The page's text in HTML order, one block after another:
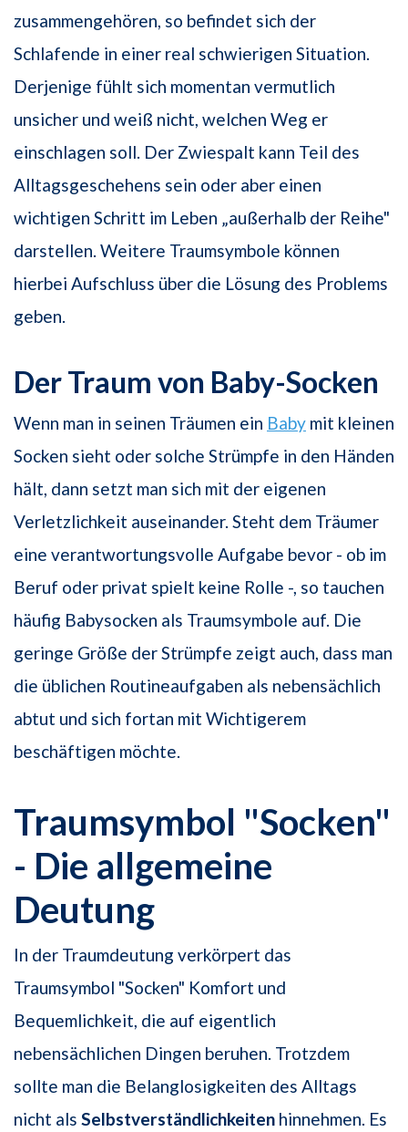
zusammengehören, so befindet sich der
Schlafende in einer real schwierigen Situation.
Derjenige fühlt sich momentan vermutlich
unsicher und weiß nicht, welchen Weg er
einschlagen soll. Der Zwiespalt kann Teil des
Alltagsgeschehens sein oder aber einen
wichtigen Schritt im Leben „außerhalb der Reihe"
darstellen. Weitere Traumsymbole können
hierbei Aufschluss über die Lösung des Problems
geben.
Der Traum von Baby-Socken
Wenn man in seinen Träumen ein Baby mit kleinen
Socken sieht oder solche Strümpfe in den Händen
hält, dann setzt man sich mit der eigenen
Verletzlichkeit auseinander. Steht dem Träumer
eine verantwortungsvolle Aufgabe bevor - ob im
Beruf oder privat spielt keine Rolle -, so tauchen
häufig Babysocken als Traumsymbole auf. Die
geringe Größe der Strümpfe zeigt auch, dass man
die üblichen Routineaufgaben als nebensächlich
abtut und sich fortan mit Wichtigerem
beschäftigen möchte.
Traumsymbol "Socken"
- Die allgemeine
Deutung
In der Traumdeutung verkörpert das
Traumsymbol "Socken" Komfort und
Bequemlichkeit, die auf eigentlich
nebensächlichen Dingen beruhen. Trotzdem
sollte man die Belanglosigkeiten des Alltags
nicht als Selbstverständlichkeiten hinnehmen. Es